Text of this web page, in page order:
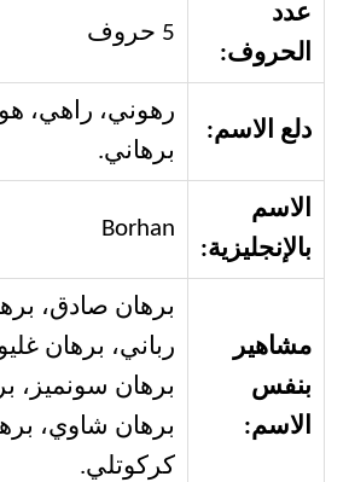
عدد
الحروف:
5 حروف
دلع الاسم:
رهوني، راهي،
برهاني.
الاسم
بالإنجليزية:
Borhan
مشاهير
بنفس
الاسم:
برهان صادق،
رباني، برهان
برهان سونميز،
برهان شاوي،
كركوتلي.